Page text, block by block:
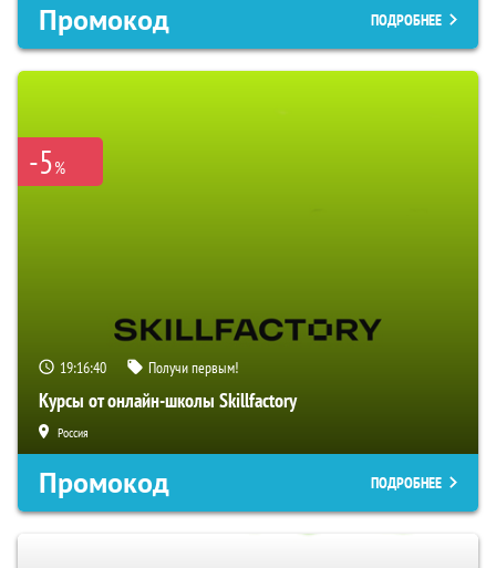
Промокод ПОДРОБНЕЕ
-5%
19:16:39 Получи первым!
Курсы от онлайн-школы Skillfactory
Россия
Промокод ПОДРОБНЕЕ